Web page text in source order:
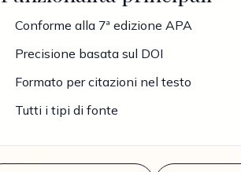
Conforme alla 7ª edizione APA
Precisione basata sul DOI
Formato per citazioni nel testo
Tutti i tipi di fonte